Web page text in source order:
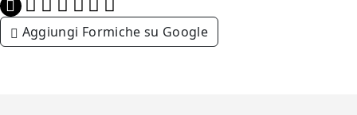
Aggiungi Formiche su Google